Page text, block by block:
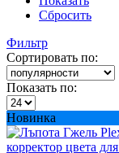
Сбросить
Фильтр
Сортировать по:
Показать по:
Новинка